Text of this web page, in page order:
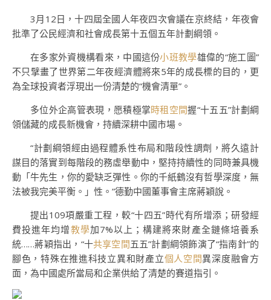
3月12日，十四屆全國人年夜四次會議在京終結，年夜會
批準了公民經濟和社會成長第十五個五年計劃綱領。
在多家外資機構看來，中國這份小班教學雄偉的“施工圖”
不只擘畫了世界第二年夜經濟體將來5年的成長標的目的，更
為全球投資者浮現出一份清楚的“機會清單”。
多位外企高管表現，愿積極掌時租空間握“十五五”計劃綱
領儲藏的成長新機會，持續深耕中國市場。
“計劃綱領經由過程體系性布局和階段性調劑，將久遠計
謀目的落實到每階段的務虛舉動中，堅持持續性的同時兼具機
動「牛先生，你的愛缺乏彈性。你的千紙鶴沒有哲學深度，無
法被我完美平衡。」性。”德勤中國董事會主席蔣穎說。
提出109項嚴重工程，較“十四五”時代有所增添；研發經
費投進年均增教學加7%以上；構建將來財產全鏈條培養系
統……蔣穎指出，“十共享空間五五”計劃綱領飾演了“指南針”的
腳色，特殊在推進科技立異和財產立個人空間異深度融會方
面，為中國處所當局和企業供給了清楚的賽道指引。